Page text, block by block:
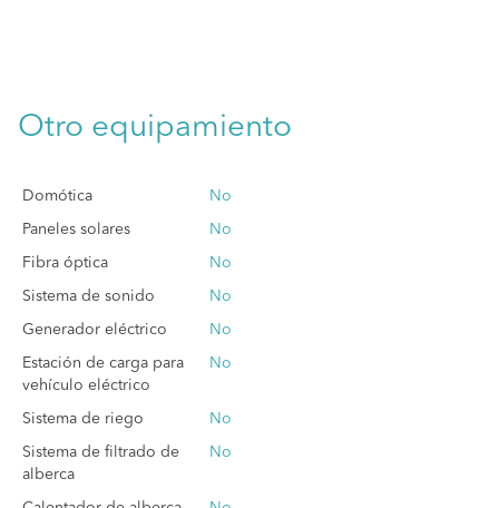
Otro equipamiento
Domótica No
Paneles solares No
Fibra óptica No
Sistema de sonido No
Generador eléctrico No
Estación de carga para
vehículo eléctrico
No
Sistema de riego No
Sistema de filtrado de
alberca
No